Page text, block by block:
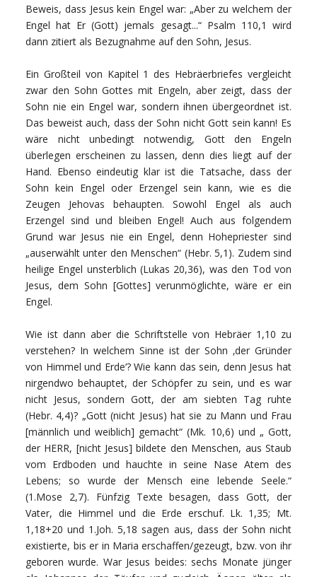
Beweis, dass Jesus kein Engel war: „Aber zu welchem der
Engel hat Er (Gott) jemals gesagt...“ Psalm 110,1 wird
dann zitiert als Bezugnahme auf den Sohn, Jesus.
Ein Großteil von Kapitel 1 des Hebräerbriefes vergleicht
zwar den Sohn Gottes mit Engeln, aber zeigt, dass der
Sohn nie ein Engel war, sondern ihnen übergeordnet ist.
Das beweist auch, dass der Sohn nicht Gott sein kann! Es
wäre nicht unbedingt notwendig, Gott den Engeln
überlegen erscheinen zu lassen, denn dies liegt auf der
Hand. Ebenso eindeutig klar ist die Tatsache, dass der
Sohn kein Engel oder Erzengel sein kann, wie es die
Zeugen Jehovas behaupten. Sowohl Engel als auch
Erzengel sind und bleiben Engel! Auch aus folgendem
Grund war Jesus nie ein Engel, denn Hohepriester sind
„auserwählt unter den Menschen“ (Hebr. 5,1). Zudem sind
heilige Engel unsterblich (Lukas 20,36), was den Tod von
Jesus, dem Sohn [Gottes] verunmöglichte, wäre er ein
Engel.
Wie ist dann aber die Schriftstelle von Hebräer 1,10 zu
verstehen? In welchem Sinne ist der Sohn ‚der Gründer
von Himmel und Erde‘? Wie kann das sein, denn Jesus hat
nirgendwo behauptet, der Schöpfer zu sein, und es war
nicht Jesus, sondern Gott, der am siebten Tag ruhte
(Hebr. 4,4)? „Gott (nicht Jesus) hat sie zu Mann und Frau
[männlich und weiblich] gemacht“ (Mk. 10,6) und „ Gott,
der HERR, [nicht Jesus] bildete den Menschen, aus Staub
vom Erdboden und hauchte in seine Nase Atem des
Lebens; so wurde der Mensch eine lebende Seele.“
(1.Mose 2,7). Fünfzig Texte besagen, dass Gott, der
Vater, die Himmel und die Erde erschuf. Lk. 1,35; Mt.
1,18+20 und 1.Joh. 5,18 sagen aus, dass der Sohn nicht
existierte, bis er in Maria erschaffen/gezeugt, bzw. von ihr
geboren wurde. War Jesus beides: sechs Monate jünger